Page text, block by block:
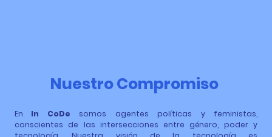
Nuestro Compromiso
En In CoDe somos agentes políticas y feministas,
conscientes de las intersecciones entre género, poder y